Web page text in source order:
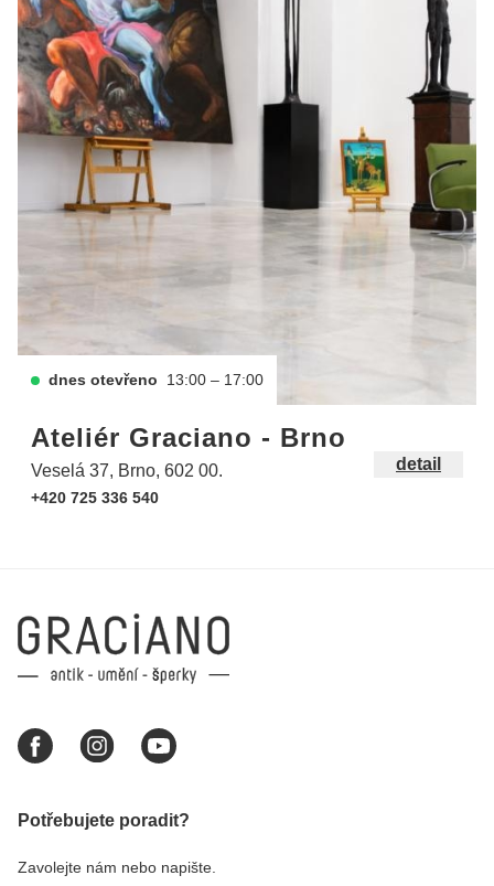
dnes otevřeno 13:00 – 17:00
Ateliér Graciano - Brno
Veselá 37, Brno, 602 00.
+420 725 336 540
detail
Potřebujete poradit?
Zavolejte nám nebo napište.